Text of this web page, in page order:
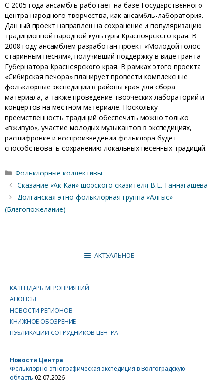
С 2005 года ансамбль работает на базе Государственного
центра народного творчества, как ансамбль-лаборатория.
Данный проект направлен на сохранение и популяризацию
традиционной народной культуры Красноярского края. В
2008 году ансамблем разработан проект «Молодой голос —
старинным песням», получивший поддержку в виде гранта
Губернатора Красноярского края. В рамках этого проекта
«Сибирская вечора» планирует провести комплексные
фольклорные экспедиции в районы края для сбора
материала, а также проведение творческих лабораторий и
концертов на местном материале. Поскольку
преемственность традиций обеспечить можно только
«вживую», участие молодых музыкантов в экспедициях,
расшифровке и воспроизведении фольклора будет
способствовать сохранению локальных песенных традиций.
Рубрики
Фольклорные коллективы
Сказание «Ак Кан» шорского сказителя В.Е. Таннагашева
Долганская этно-фольклорная группа «Алгыс»
(Благопожелание)
АКТУАЛЬНОЕ
КАЛЕНДАРЬ МЕРОПРИЯТИЙ
АНОНСЫ
НОВОСТИ РЕГИОНОВ
КНИЖНОЕ ОБОЗРЕНИЕ
ПУБЛИКАЦИИ СОТРУДНИКОВ ЦЕНТРА
Новости Центра
Фольклорно-этнографическая экспедиция в Волгоградскую
область 02.07.2026